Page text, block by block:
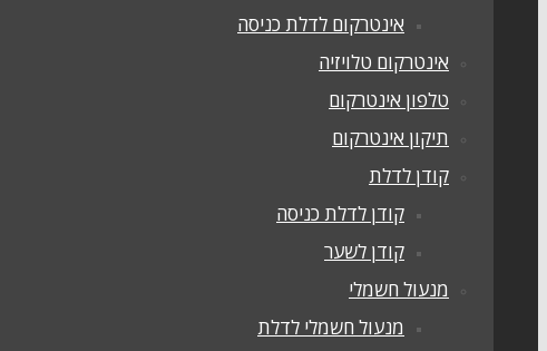
אינטרקום לדלת כניסה
אינטרקום טלויזיה
טלפון אינטרקום
תיקון אינטרקום
קודן לדלת
קודן לדלת כניסה
קודן לשער
מנעול חשמלי
מנעול חשמלי לדלת